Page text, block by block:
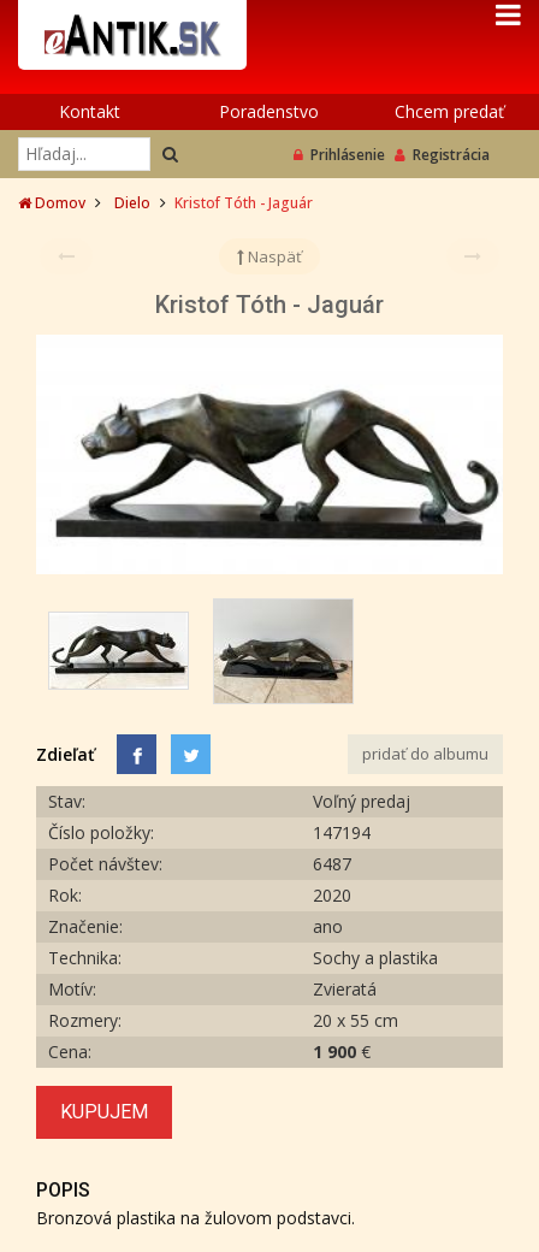
Kontakt Poradenstvo Chcem predať
Prihlásenie Registrácia
Domov Dielo Kristof Tóth - Jaguár
Naspäť
Kristof Tóth - Jaguár
Zdieľať pridať do albumu
Stav:
Voľný predaj
Číslo položky:
147194
Počet návštev:
6487
Rok:
2020
Značenie:
ano
Technika:
Sochy a plastika
Motív:
Zvieratá
Rozmery:
20 x 55 cm
Cena:
1 900 €
KUPUJEM
POPIS
Bronzová plastika na žulovom podstavci.